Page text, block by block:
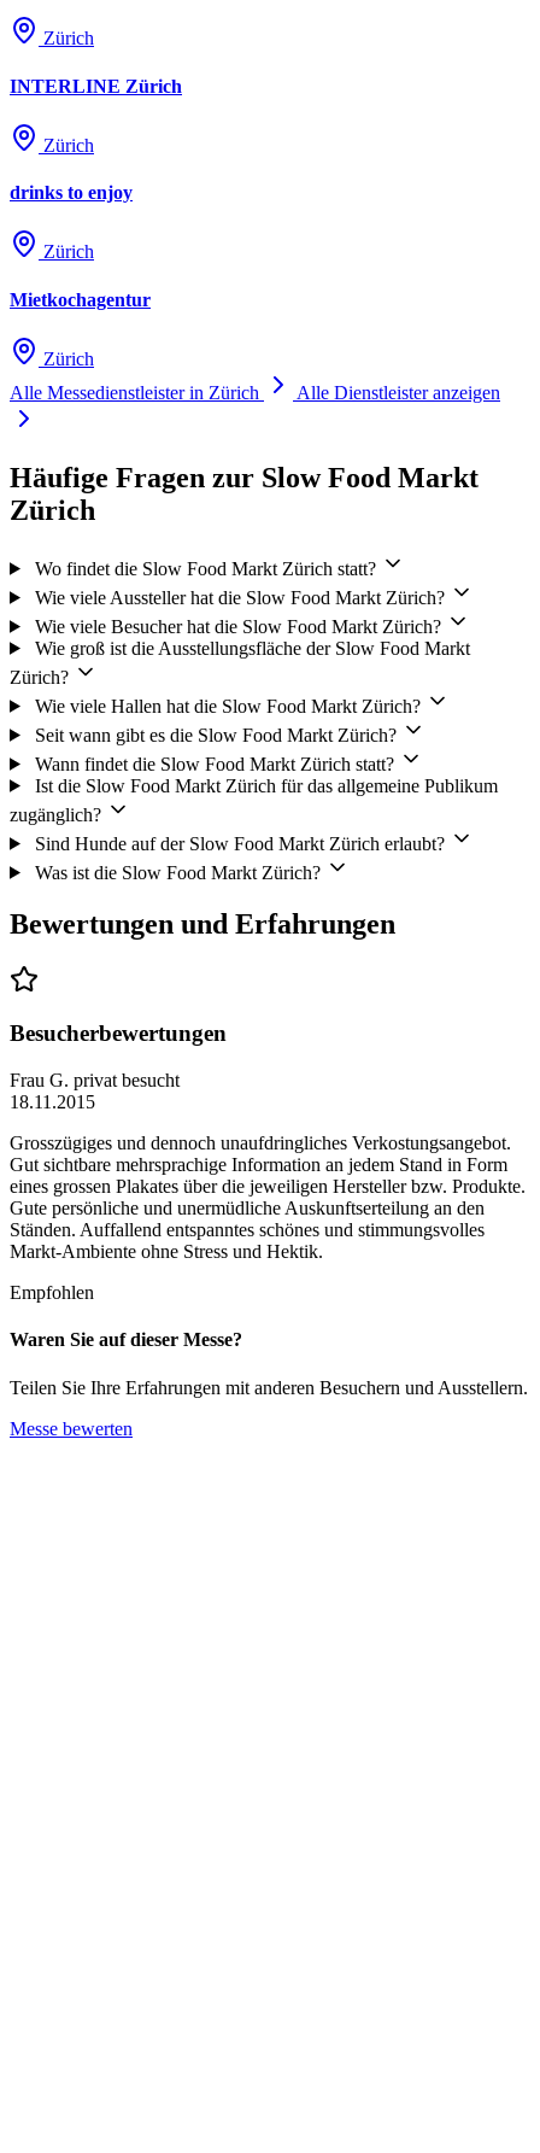
Zürich
INTERLINE Zürich
Zürich
drinks to enjoy
Zürich
Mietkochagentur
Zürich
Alle Messedienstleister in Zürich
Alle Dienstleister anzeigen
Häufige Fragen zur Slow Food Markt
Zürich
Wo findet die Slow Food Markt Zürich statt?
Wie viele Aussteller hat die Slow Food Markt Zürich?
Wie viele Besucher hat die Slow Food Markt Zürich?
Wie groß ist die Ausstellungsfläche der Slow Food Markt
Zürich?
Wie viele Hallen hat die Slow Food Markt Zürich?
Seit wann gibt es die Slow Food Markt Zürich?
Wann findet die Slow Food Markt Zürich statt?
Ist die Slow Food Markt Zürich für das allgemeine Publikum
zugänglich?
Sind Hunde auf der Slow Food Markt Zürich erlaubt?
Was ist die Slow Food Markt Zürich?
Bewertungen und Erfahrungen
Besucherbewertungen
Frau G. privat besucht
18.11.2015
Grosszügiges und dennoch unaufdringliches Verkostungsangebot.
Gut sichtbare mehrsprachige Information an jedem Stand in Form
eines grossen Plakates über die jeweiligen Hersteller bzw. Produkte.
Gute persönliche und unermüdliche Auskunftserteilung an den
Ständen. Auffallend entspanntes schönes und stimmungsvolles
Markt-Ambiente ohne Stress und Hektik.
Empfohlen
Waren Sie auf dieser Messe?
Teilen Sie Ihre Erfahrungen mit anderen Besuchern und Ausstellern.
Messe bewerten